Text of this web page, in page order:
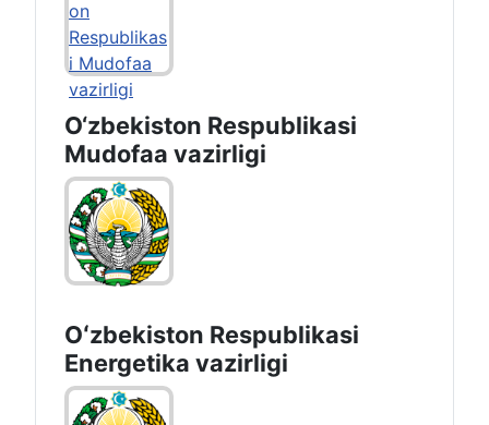
O‘zbekiston Respublikasi
Mudofaa vazirligi
Oʻzbekiston Respublikasi
Energetika vazirligi